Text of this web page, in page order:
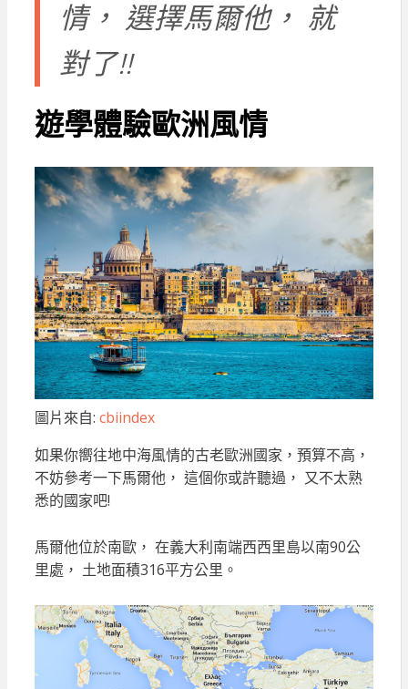
情， 選擇馬爾他， 就
對了!!
遊學體驗歐洲風情
圖片來自: cbiindex
如果你嚮往地中海風情的古老歐洲國家，預算不高，
不妨參考一下馬爾他， 這個你或許聽過， 又不太熟
悉的國家吧!
馬爾他位於南歐， 在義大利南端西西里島以南90公
里處， 土地面積316平方公里。